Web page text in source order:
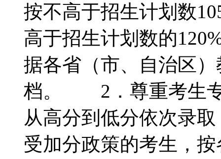
按不高于招生计划数
高于招生计划数的
据各省（市、自治区
档。 2．尊重考生专
从高分到低分依次录
受加分政策的考生，